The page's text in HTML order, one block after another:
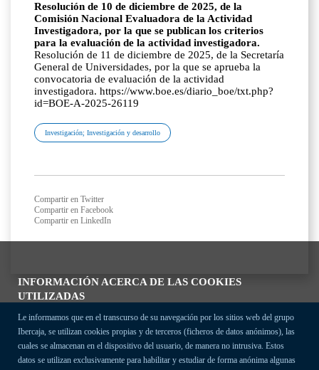
INFORMACIÓN ACERCA DE LAS COOKIES
UTILIZADAS
Le informamos que en el transcurso de su navegación por los sitios web del grupo
Ibercaja, se utilizan cookies propias y de terceros (ficheros de datos anónimos), las
cuales se almacenan en el dispositivo del usuario, de manera no intrusiva. Estos
datos se utilizan exclusivamente para habilitar y estudiar de forma anónima algunas
Resolución de 10 de diciembre de 2025, de la
Comisión Nacional Evaluadora de la Actividad
Investigadora, por la que se publican los criterios
para la evaluación de la actividad investigadora.
Resolución de 11 de diciembre de 2025, de la Secretaría
General de Universidades, por la que se aprueba la
convocatoria de evaluación de la actividad
investigadora. https://www.boe.es/diario_boe/txt.php?
id=BOE-A-2025-26119
Investigación; Investigación y desarrollo
Compartir en Twitter
Compartir en Facebook
Compartir en LinkedIn